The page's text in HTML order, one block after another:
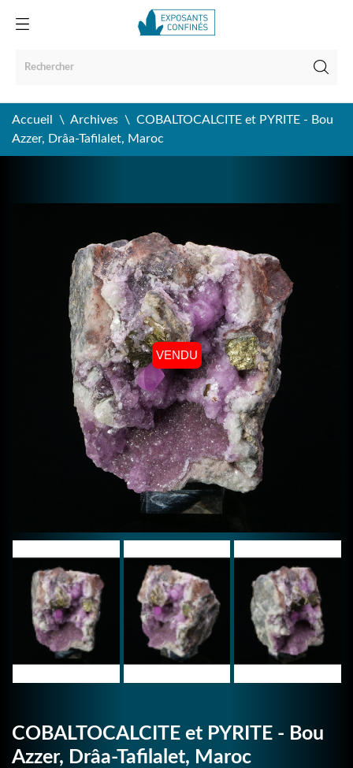
Accueil Archives
COBALTOCALCITE et PYRITE - Bou
Azzer, Drâa-Tafilalet, Maroc
VENDU
COBALTOCALCITE et PYRITE - Bou
Azzer, Drâa-Tafilalet, Maroc